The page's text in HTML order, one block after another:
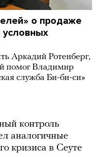
о продаже
условных
Аркадий Ротенберг,
помог Владимир
служба Би-би-си»
контроль
аналогичные
кризиса в Сеуте